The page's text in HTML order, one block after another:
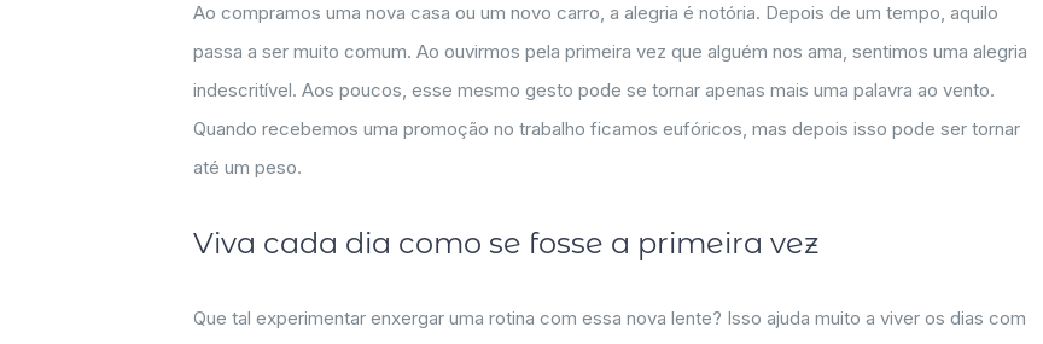
Ao compramos uma nova casa ou um novo carro, a alegria é notória. Depois de um tempo, aquilo
passa a ser muito comum. Ao ouvirmos pela primeira vez que alguém nos ama, sentimos uma alegria
indescritível. Aos poucos, esse mesmo gesto pode se tornar apenas mais uma palavra ao vento.
Quando recebemos uma promoção no trabalho ficamos eufóricos, mas depois isso pode ser tornar
até um peso.
Viva cada dia como se fosse a primeira vez
Que tal experimentar enxergar uma rotina com essa nova lente? Isso ajuda muito a viver os dias com